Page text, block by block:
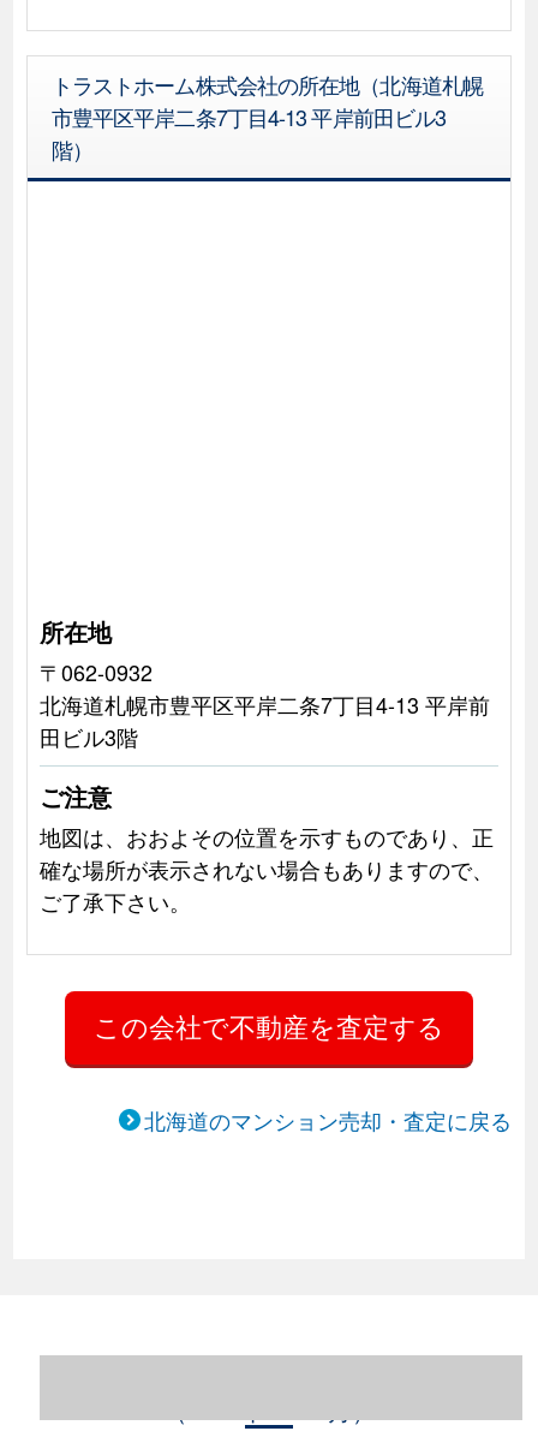
トラストホーム株式会社の所在地（北海道札幌
市豊平区平岸二条7丁目4-13 平岸前田ビル3
階）
所在地
〒062-0932
北海道札幌市豊平区平岸二条7丁目4-13 平岸前
田ビル3階
ご注意
地図は、おおよその位置を示すものであり、正
確な場所が表示されない場合もありますので、
ご了承下さい。
北海道のマンション売却・査定に戻る